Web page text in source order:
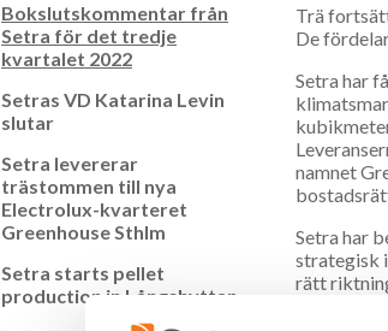
Bokslutskommentar från
Setra för det tredje
kvartalet 2022
Setras VD Katarina Levin
slutar
Setra levererar
trästommen till nya
Electrolux-kvarteret
Greenhouse Sthlm
Setra starts pellet
production in Långshyttan
Trä
De
Setra har
namnet
Setra har
strategisk
rätt